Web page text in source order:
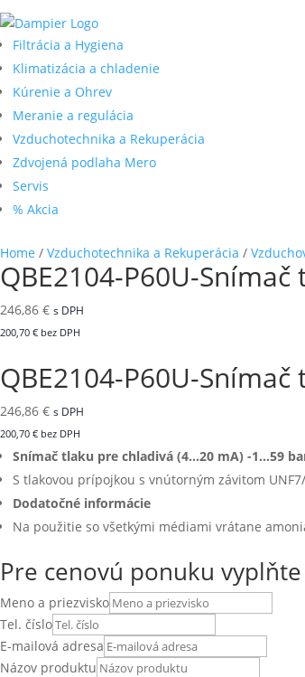
Filtrácia a Hygiena
Klimatizácia a chladenie
Kúrenie a Ohrev
Meranie a regulácia
Vzduchotechnika a Rekuperácia
Zdvojená podlaha Mero
Servis
% Akcia
Home / Vzduchotechnika a Rekuperácia /
QBE2104-P60U-
246,86 € s DPH
200,70 € bez DPH
QBE2104-P60U-
246,86 € s DPH
200,70 € bez DPH
Snímač tlaku pre chladivá (4…20 mA) -1…59
S tlakovou prípojkou s vnútorným závitom
Dodatočné informácie
Na použitie so všetkými médiami vrátane
Pre cenovú ponuku
Meno a priezvisko
Tel. číslo
E-mailová adresa
Názov produktu